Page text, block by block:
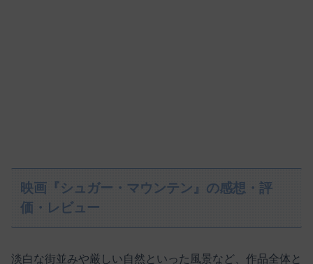
映画『シュガー・マウンテン』の感想・評
価・レビュー
淡白な街並みや厳しい自然といった風景など、作品全体と